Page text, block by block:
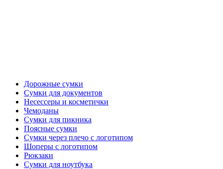
Дорожные сумки
Сумки для документов
Несессеры и косметички
Чемоданы
Сумки для пикника
Поясные сумки
Сумки через плечо с логотипом
Шоперы с логотипом
Рюкзаки
Сумки для ноутбука